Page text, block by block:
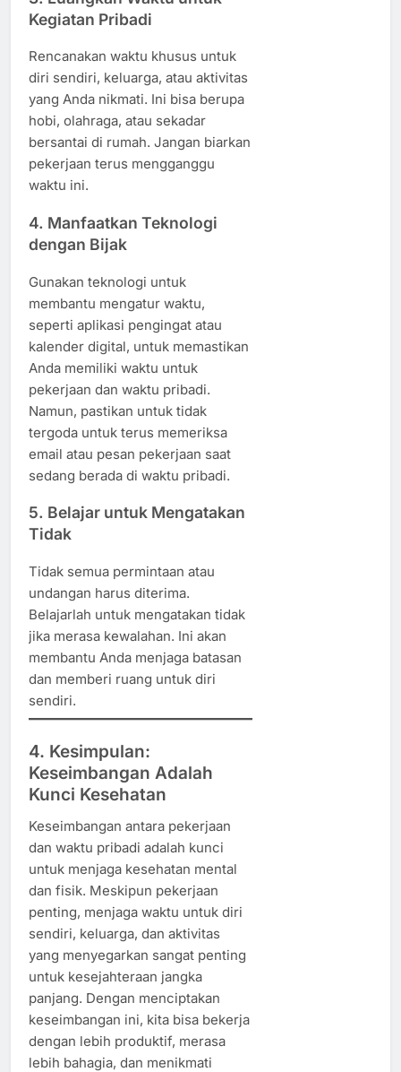
Kegiatan Pribadi
Rencanakan waktu khusus untuk
diri sendiri, keluarga, atau aktivitas
yang Anda nikmati. Ini bisa berupa
hobi, olahraga, atau sekadar
bersantai di rumah. Jangan biarkan
pekerjaan terus mengganggu
waktu ini.
4. Manfaatkan Teknologi
dengan Bijak
Gunakan teknologi untuk
membantu mengatur waktu,
seperti aplikasi pengingat atau
kalender digital, untuk memastikan
Anda memiliki waktu untuk
pekerjaan dan waktu pribadi.
Namun, pastikan untuk tidak
tergoda untuk terus memeriksa
email atau pesan pekerjaan saat
sedang berada di waktu pribadi.
5. Belajar untuk Mengatakan
Tidak
Tidak semua permintaan atau
undangan harus diterima.
Belajarlah untuk mengatakan tidak
jika merasa kewalahan. Ini akan
membantu Anda menjaga batasan
dan memberi ruang untuk diri
sendiri.
4. Kesimpulan:
Keseimbangan Adalah
Kunci Kesehatan
Keseimbangan antara pekerjaan
dan waktu pribadi adalah kunci
untuk menjaga kesehatan mental
dan fisik. Meskipun pekerjaan
penting, menjaga waktu untuk diri
sendiri, keluarga, dan aktivitas
yang menyegarkan sangat penting
untuk kesejahteraan jangka
panjang. Dengan menciptakan
keseimbangan ini, kita bisa bekerja
dengan lebih produktif, merasa
lebih bahagia, dan menikmati